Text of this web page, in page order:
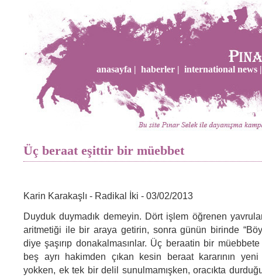
anasayfa | haberler | international news |
Üç beraat eşittir bir müebbet
Karin Karakaşlı - Radikal İki - 03/02/2013
Duyduk duymadık demeyin. Dört işlem öğrenen
aritmetiği ile bir araya getirin, sonra günün birinde
diye şaşırıp donakalmasınlar. Üç beraatin bir
beş ayrı hakimden çıkan kesin beraat kararının
yokken, ek tek bir delil sunulmamışken, oracıkta